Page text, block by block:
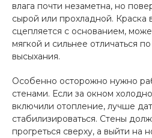
влага почти незаметна, но
сырой или прохладной. Краска
сцепляется с основанием,
мягкой и сильнее отличаться
высыхания.
Особенно осторожно нужно
стенами. Если за окном
включили отопление, лучше
стабилизироваться. Стены
прогреться сверху, а выйти на